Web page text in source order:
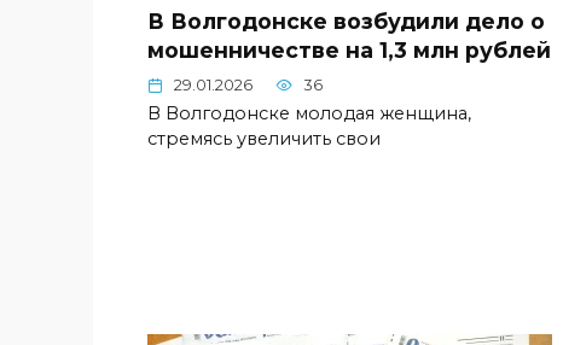
В Волгодонске возбудили дело о
мошенничестве на 1,3 млн рублей
29.01.2026 36
В Волгодонске молодая женщина,
стремясь увеличить свои